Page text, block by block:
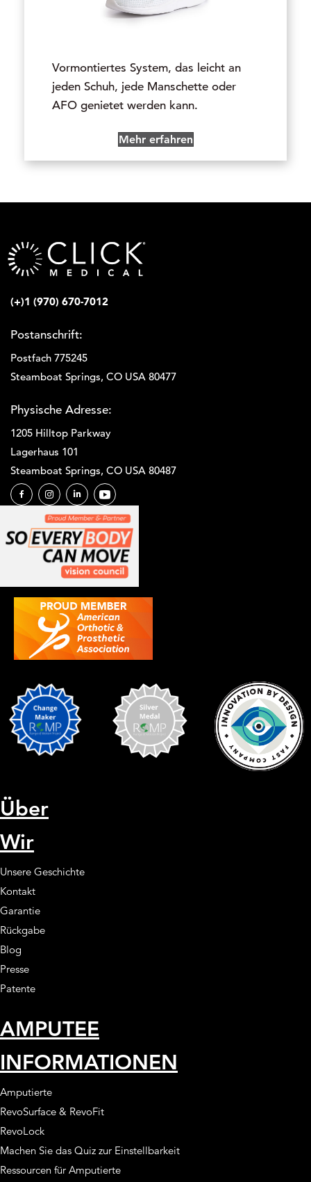
Vormontiertes System, das leicht an
jeden Schuh, jede Manschette oder
AFO genietet werden kann.
Mehr erfahren
(+)1 (970) 670-7012
Postanschrift:
Postfach 775245
Steamboat Springs, CO USA 80477
Physische Adresse:
1205 Hilltop Parkway
Lagerhaus 101
Steamboat Springs, CO USA 80487
Über
Wir
Unsere Geschichte
Kontakt
Garantie
Rückgabe
Blog
Presse
Patente
AMPUTEE
INFORMATIONEN
Amputierte
RevoSurface & RevoFit
RevoLock
Machen Sie das Quiz zur Einstellbarkeit
Ressourcen für Amputierte